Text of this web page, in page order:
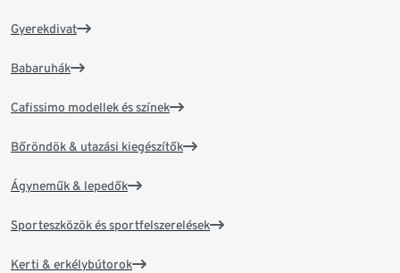
Gyerekdivat
Babaruhák
Cafissimo modellek és színek
Bőröndök & utazási kiegészítők
Ágyneműk & lepedők
Sporteszközök és sportfelszerelések
Kerti & erkélybútorok